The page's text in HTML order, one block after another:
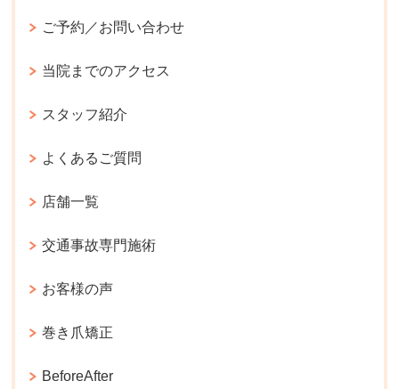
ご予約／お問い合わせ
当院までのアクセス
スタッフ紹介
よくあるご質問
店舗一覧
交通事故専門施術
お客様の声
巻き爪矯正
BeforeAfter